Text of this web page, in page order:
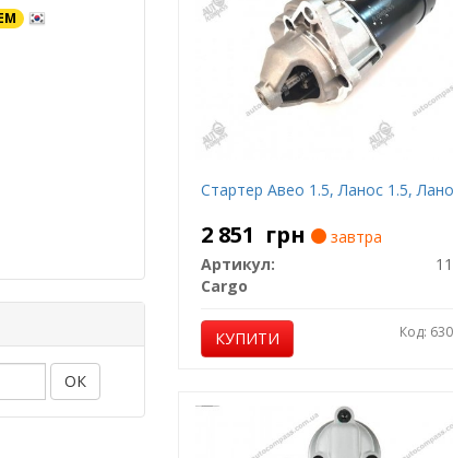
ОК
Стартер Авео 1.5, Ланос 1.5,
2 851 грн
завтра
Артикул:
Cargo
КУПИТИ Код: